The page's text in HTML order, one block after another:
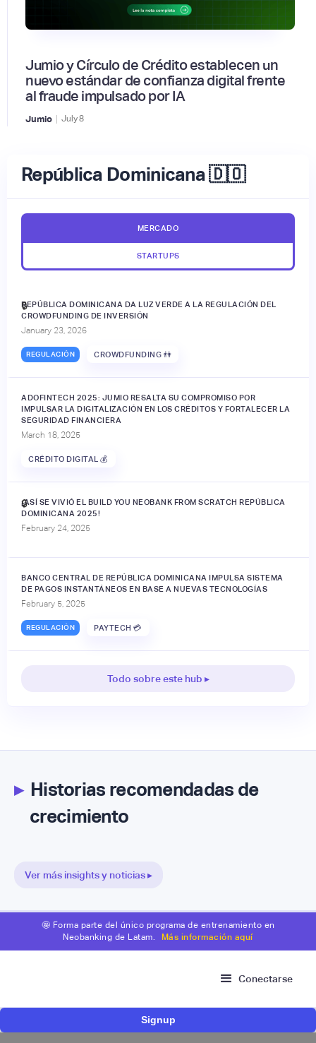
Jumio y Círculo de Crédito establecen un
nuevo estándar de confianza digital frente
al fraude impulsado por IA
Jumio | July8
República Dominicana 🇩🇴
MERCADO
STARTUPS
REPÚBLICA DOMINICANA DA LUZ VERDE A LA REGULACIÓN DEL
CROWDFUNDING DE INVERSIÓN
January 23, 2026
REGULACIÓN CROWDFUNDING 👫
🔒
ADOFINTECH 2025: JUMIO RESALTA SU COMPROMISO POR
IMPULSAR LA DIGITALIZACIÓN EN LOS CRÉDITOS Y FORTALECER LA
SEGURIDAD FINANCIERA
March 18, 2025
CRÉDITO DIGITAL 💰
¡ASÍ SE VIVIÓ EL BUILD YOU NEOBANK FROM SCRATCH REPÚBLICA
DOMINICANA 2025!
February 24, 2025
🔒
BANCO CENTRAL DE REPÚBLICA DOMINICANA IMPULSA SISTEMA
DE PAGOS INSTANTÁNEOS EN BASE A NUEVAS TECNOLOGÍAS
February 5, 2025
REGULACIÓN PAYTECH 💳
Todo sobre este hub ▸
▸Historias recomendadas de
crecimiento
Ver más insights y noticias ▸
🤩 Forma parte del único programa de entrenamiento en
Neobanking de Latam.
Más información aquí
Conectarse
Signup